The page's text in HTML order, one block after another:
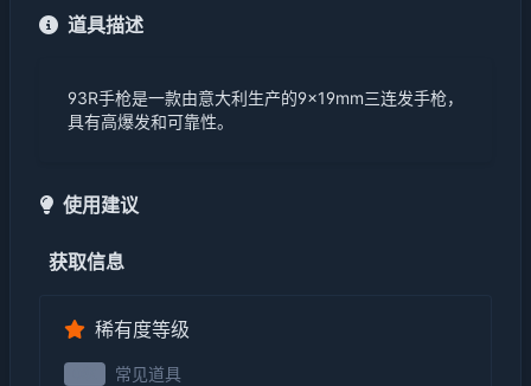
道具描述
93R手枪是一款由意大利生产的9×19mm三连发手枪，
具有高爆发和可靠性。
使用建议
获取信息
稀有度等级
常见道具